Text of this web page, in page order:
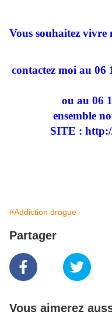
Vous souhaitez vivre
contactez moi au 06
ou au 06
ensemble
SITE :
#Addiction drogue
Partager
Vous aimerez